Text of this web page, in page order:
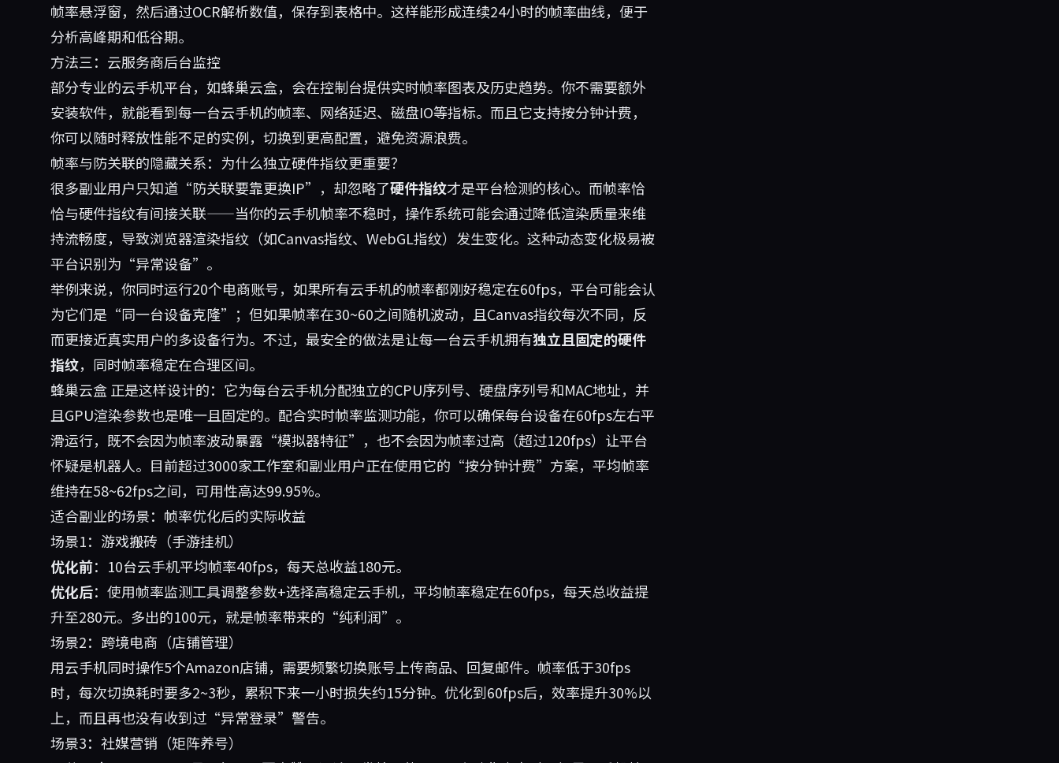
帧率悬浮窗，然后通过OCR解析数值，保存到表格中。这样能形成连续24小时的帧率曲线，便于
分析高峰期和低谷期。
方法三：云服务商后台监控
部分专业的云手机平台，如蜂巢云盒，会在控制台提供实时帧率图表及历史趋势。你不需要额外
安装软件，就能看到每一台云手机的帧率、网络延迟、磁盘IO等指标。而且它支持按分钟计费，
你可以随时释放性能不足的实例，切换到更高配置，避免资源浪费。
帧率与防关联的隐藏关系：为什么独立硬件指纹更重要？
很多副业用户只知道“防关联要靠更换IP”，却忽略了硬件指纹才是平台检测的核心。而帧率恰
恰与硬件指纹有间接关联——当你的云手机帧率不稳时，操作系统可能会通过降低渲染质量来维
持流畅度，导致浏览器渲染指纹（如Canvas指纹、WebGL指纹）发生变化。这种动态变化极易被
平台识别为“异常设备”。
举例来说，你同时运行20个电商账号，如果所有云手机的帧率都刚好稳定在60fps，平台可能会认
为它们是“同一台设备克隆”；但如果帧率在30~60之间随机波动，且Canvas指纹每次不同，反
而更接近真实用户的多设备行为。不过，最安全的做法是让每一台云手机拥有独立且固定的硬件
指纹，同时帧率稳定在合理区间。
蜂巢云盒 正是这样设计的：它为每台云手机分配独立的CPU序列号、硬盘序列号和MAC地址，并
且GPU渲染参数也是唯一且固定的。配合实时帧率监测功能，你可以确保每台设备在60fps左右平
滑运行，既不会因为帧率波动暴露“模拟器特征”，也不会因为帧率过高（超过120fps）让平台
怀疑是机器人。目前超过3000家工作室和副业用户正在使用它的“按分钟计费”方案，平均帧率
维持在58~62fps之间，可用性高达99.95%。
适合副业的场景：帧率优化后的实际收益
场景1：游戏搬砖（手游挂机）
优化前：10台云手机平均帧率40fps，每天总收益180元。
优化后：使用帧率监测工具调整参数+选择高稳定云手机，平均帧率稳定在60fps，每天总收益提
升至280元。多出的100元，就是帧率带来的“纯利润”。
场景2：跨境电商（店铺管理）
用云手机同时操作5个Amazon店铺，需要频繁切换账号上传商品、回复邮件。帧率低于30fps
时，每次切换耗时要多2~3秒，累积下来一小时损失约15分钟。优化到60fps后，效率提升30%以
上，而且再也没有收到过“异常登录”警告。
场景3：社媒营销（矩阵养号）